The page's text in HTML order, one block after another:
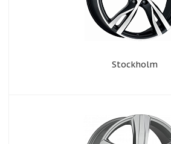
Stockholm